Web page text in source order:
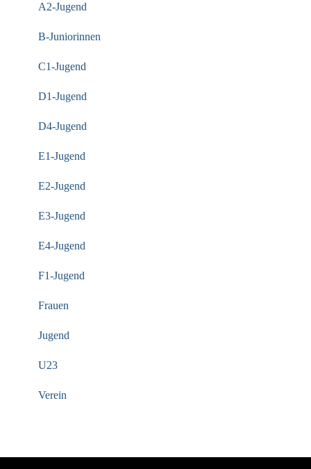
A2-Jugend
B-Juniorinnen
C1-Jugend
D1-Jugend
D4-Jugend
E1-Jugend
E2-Jugend
E3-Jugend
E4-Jugend
F1-Jugend
Frauen
Jugend
U23
Verein